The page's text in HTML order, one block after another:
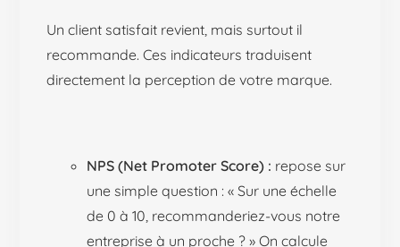
Un client satisfait revient, mais surtout il
recommande. Ces indicateurs traduisent
directement la perception de votre marque.
NPS (Net Promoter Score) : repose sur
une simple question : « Sur une échelle
de 0 à 10, recommanderiez-vous notre
entreprise à un proche ? » On calcule